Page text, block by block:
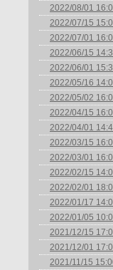
2022/08/01
2022/07/15
2022/07/01
2022/06/15
2022/06/01
2022/05/16
2022/05/02
2022/04/15
2022/04/01
2022/03/15
2022/03/01
2022/02/15
2022/02/01
2022/01/17
2022/01/05
2021/12/15
2021/12/01
2021/11/15